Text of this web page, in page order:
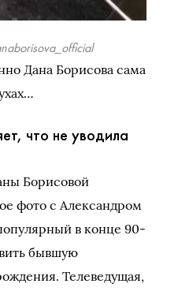
Дана Борисова сама
что не уводила
Борисовой
фото с Александром
в конце 90-
бывшую
Телеведущая,